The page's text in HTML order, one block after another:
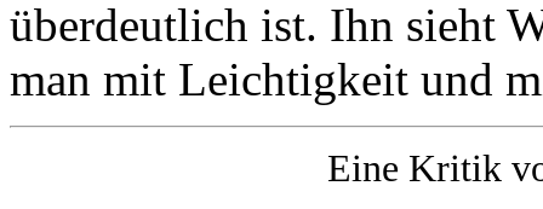
überdeutlich ist. Ihn sieht
man mit Leichtigkeit und
Eine Kritik